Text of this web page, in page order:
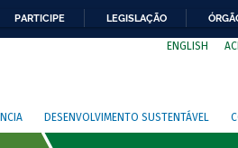
PARTICIPE LEGISLAÇÃO
ENGLISH
DESENVOLVIMENTO SUSTENTÁVEL